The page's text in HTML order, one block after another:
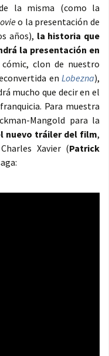
la misma (como la
o la presentación de
años), la historia que
la presentación en
clon de nuestro
en Lobezna),
mucho que decir en el
Para muestra
Mangold para la
nuevo tráiler del film,
Xavier (Patrick